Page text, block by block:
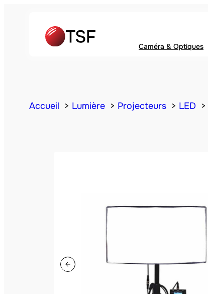
Caméra & Optiques
Accueil Lumière Projecteurs LED